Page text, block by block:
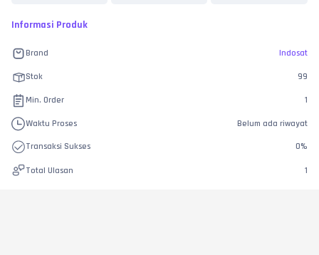
Informasi Produk
Brand Indosat
Stok 99
Min. Order 1
Waktu Proses Belum ada riwayat
Transaksi Sukses 0%
Total Ulasan 1